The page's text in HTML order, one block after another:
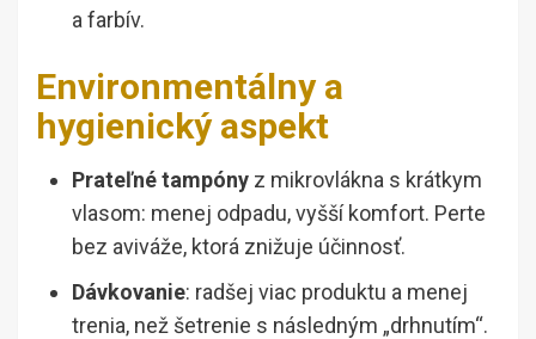
a farbív.
Environmentálny a
hygienický aspekt
Prateľné tampóny z mikrovlákna s krátkym
vlasom: menej odpadu, vyšší komfort. Perte
bez aviváže, ktorá znižuje účinnosť.
Dávkovanie: radšej viac produktu a menej
trenia, než šetrenie s následným „drhnutím“.